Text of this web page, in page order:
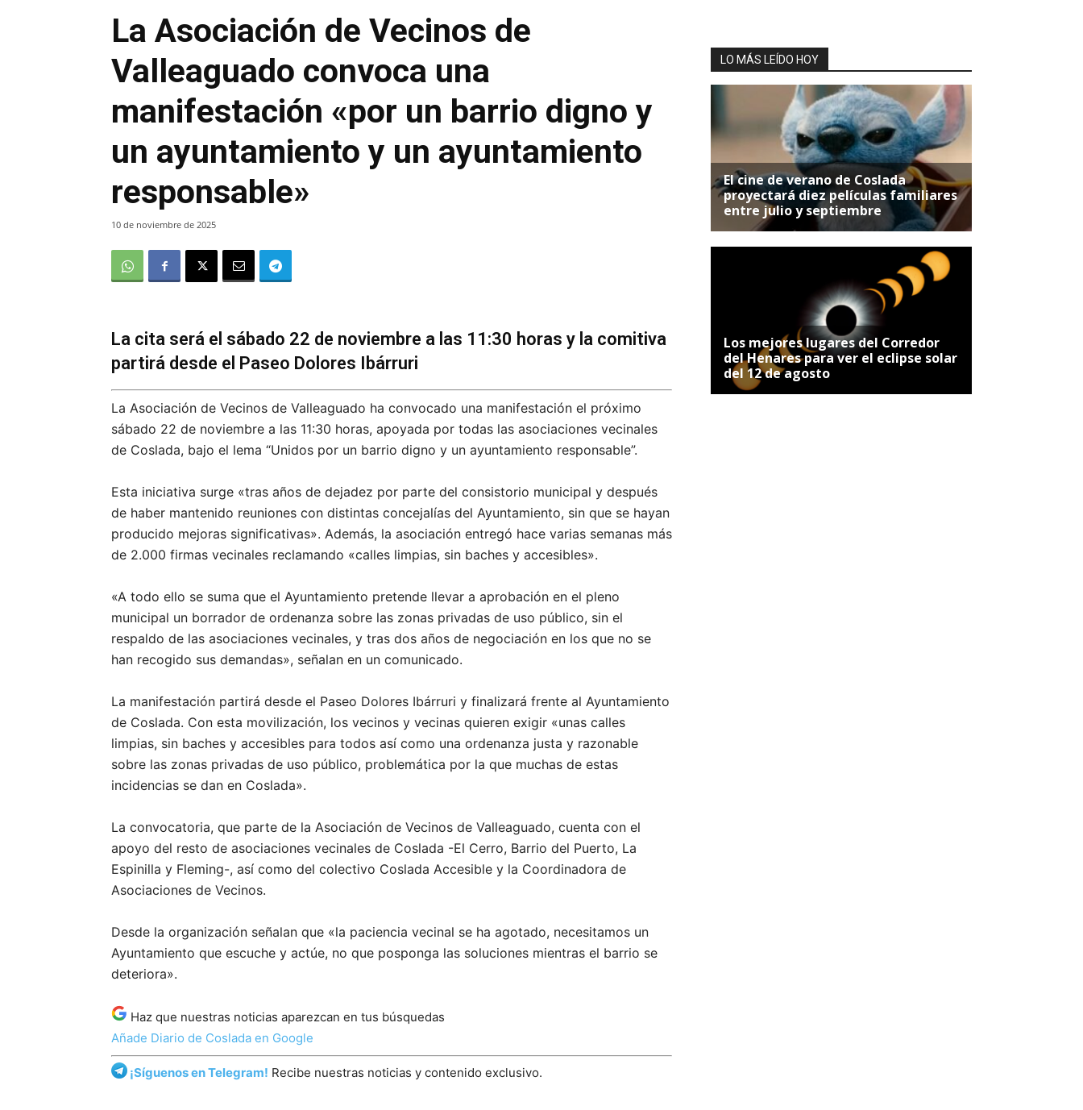
La Asociación de Vecinos de
Valleaguado convoca una
manifestación «por un barrio digno y
un ayuntamiento y un ayuntamiento
responsable»
10 de noviembre de 2025
La cita será el sábado 22 de noviembre a las 11:30 horas y la comitiva
partirá desde el Paseo Dolores Ibárruri
La Asociación de Vecinos de Valleaguado ha convocado una manifestación el próximo
sábado 22 de noviembre a las 11:30 horas, apoyada por todas las asociaciones vecinales
de Coslada, bajo el lema “Unidos por un barrio digno y un ayuntamiento responsable”.
Esta iniciativa surge «tras años de dejadez por parte del consistorio municipal y después
de haber mantenido reuniones con distintas concejalías del Ayuntamiento, sin que se hayan
producido mejoras significativas». Además, la asociación entregó hace varias semanas más
de 2.000 firmas vecinales reclamando «calles limpias, sin baches y accesibles».
«A todo ello se suma que el Ayuntamiento pretende llevar a aprobación en el pleno
municipal un borrador de ordenanza sobre las zonas privadas de uso público, sin el
respaldo de las asociaciones vecinales, y tras dos años de negociación en los que no se
han recogido sus demandas», señalan en un comunicado.
La manifestación partirá desde el Paseo Dolores Ibárruri y finalizará frente al Ayuntamiento
de Coslada. Con esta movilización, los vecinos y vecinas quieren exigir «unas calles
limpias, sin baches y accesibles para todos así como una ordenanza justa y razonable
sobre las zonas privadas de uso público, problemática por la que muchas de estas
incidencias se dan en Coslada».
La convocatoria, que parte de la Asociación de Vecinos de Valleaguado, cuenta con el
apoyo del resto de asociaciones vecinales de Coslada -El Cerro, Barrio del Puerto, La
Espinilla y Fleming-, así como del colectivo Coslada Accesible y la Coordinadora de
Asociaciones de Vecinos.
Desde la organización señalan que «la paciencia vecinal se ha agotado, necesitamos un
Ayuntamiento que escuche y actúe, no que posponga las soluciones mientras el barrio se
deteriora».
Haz que nuestras noticias aparezcan en tus búsquedas
Añade Diario de Coslada en Google
¡Síguenos en Telegram! Recibe nuestras noticias y contenido exclusivo.
LO MÁS LEÍDO HOY